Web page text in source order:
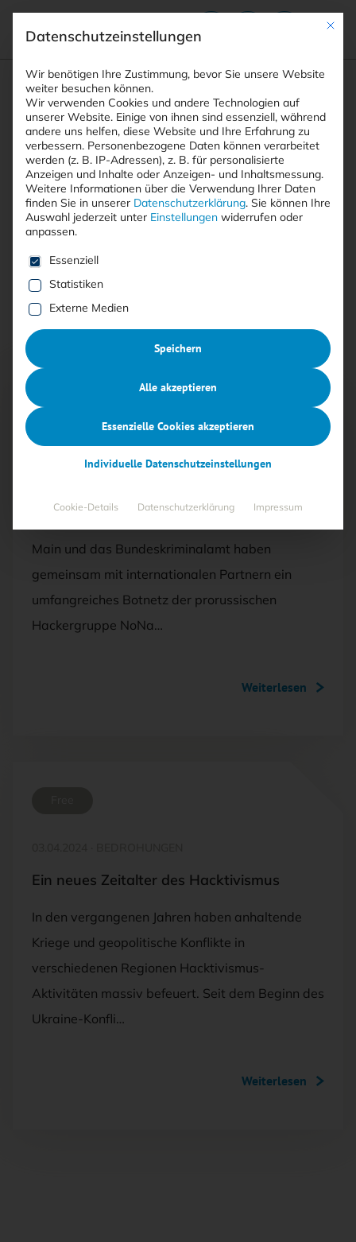
Suchfeld
Suchen
Breadcrumb-Navigation
STARTSEITE HACKTIVISMUS
Alle Beiträge mit dem
Schlagwort “Hacktivismus”
Main und das Bundeskriminalamt haben
gemeinsam mit internationalen Partnern ein
umfangreiches Botnetz der prorussischen
Hackergruppe NoNa…
Weiterlesen
Ein neues Zeitalter des Hacktivismus
In den vergangenen Jahren haben anhaltende
Kriege und geopolitische Konflikte in
verschiedenen Regionen Hacktivismus-
Aktivitäten massiv befeuert. Seit dem Beginn des
Ukraine-Konfli…
Weiterlesen
Mit
Datenschutzeinstellungen
Wir benötigen Ihre Zustimmung, bevor Sie unsere Website
weiter besuchen können.
Wir verwenden Cookies und andere Technologien auf
unserer Website. Einige von ihnen sind essenziell, während
andere uns helfen, diese Website und Ihre Erfahrung zu
verbessern. Personenbezogene Daten können verarbeitet
werden (z. B. IP-Adressen), z. B. für personalisierte
Anzeigen und Inhalte oder Anzeigen- und Inhaltsmessung.
Weitere Informationen über die Verwendung Ihrer Daten
finden Sie in unserer Datenschutzerklärung. Sie können Ihre
Auswahl jederzeit unter Einstellungen widerrufen oder
anpassen.
Es folgt eine Liste der Service-Gruppen, für die eine
Essenziell
Statistiken
Externe Medien
Speichern
Alle akzeptieren
Essenzielle Cookies akzeptieren
Individuelle Datenschutzeinstellungen
Cookie-Details Datenschutzerklärung Impressum